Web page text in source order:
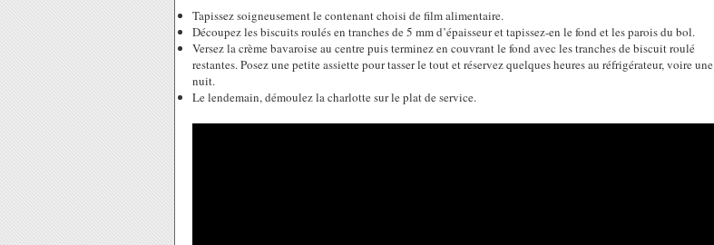
Tapissez soigneusement le contenant choisi de film alimentaire.
Découpez les biscuits roulés en tranches de 5 mm d’épaisseur et tapissez-en le fond et les parois du bol.
Versez la crème bavaroise au centre puis terminez en couvrant le fond avec les tranches de biscuit roulé
restantes. Posez une petite assiette pour tasser le tout et réservez quelques heures au réfrigérateur, voire une
nuit.
Le lendemain, démoulez la charlotte sur le plat de service.